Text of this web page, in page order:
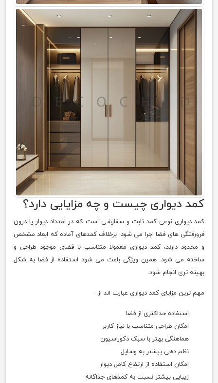
کمد دیواری چیست و چه مزایایی دارد؟
کمد دیواری نوعی کمد ثابت و سفارشی است که در امتداد دیوار یا درون
فرورفتگی های فضا اجرا می شود. برخلاف کمدهای آماده که ابعاد مشخص
و محدود دارند، کمد دیواری معمولا متناسب با فضای موجود طراحی و
ساخته می شود. همین ویژگی باعث می شود استفاده از فضا به شکل
بهینه تری انجام شود.
مهم ترین مزایای کمد دیواری عبارت اند از:
استفاده حداکثری از فضا
امکان طراحی متناسب با نیاز کاربر
هماهنگی بهتر با سبک دکوراسیون
نظم دهی بیشتر به وسایل
امکان استفاده از ارتفاع کامل دیوار
زیبایی بیشتر نسبت به کمدهای جداگانه